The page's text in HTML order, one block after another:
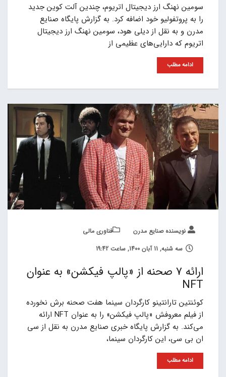
سومین نهنگ ارز دیجیتال اتریوم، چندین آلت کوین جدید
را به پروتفولیو خود اضافه کرد. به گزارش پایگاه صنایع
مدرن و به نقل از دیلی هود، سومین نهنگ ارز دیجیتال
اتریوم که دارایی‌های عظیمی از
ادامه مطلب
نویسنده صنایع مدرن
فناوری مالی
سه شنبه, 11 آبان 1400, ساعت 19:42
ارائه 7 صحنه از «پالپ فیکشن» به عنوان
NFT
کوئنتین تارانتینو کارگردان سینما هفت صحنه برش نخورده
از فیلم معروفش «پالپ فیکشن» را به عنوان NFT ارائه
می‌کند. به گزارش پایگاه خبری صنایع مدرن به نقل از سی
ان بی سی، این کارگردان سینما،
ادامه مطلب